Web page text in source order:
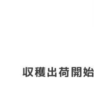
収穫出荷開始